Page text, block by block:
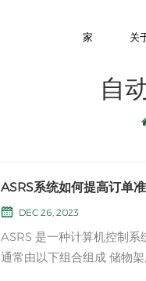
家 关
自
ASRS系统如何提高订单
DEC 26, 2023
ASRS 是一种计算机控制系统，用于仓库和配送中心自动存储和检索物品。它
通常由以下组合组成 储物架, 自动存储和检索机器 （AS/RS 机器）、输送机和